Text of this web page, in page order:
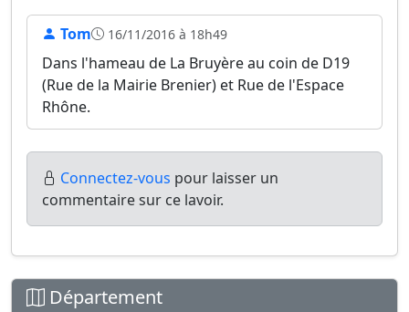
Tom 16/11/2016 à 18h49
Dans l'hameau de La Bruyère au coin de D19
(Rue de la Mairie Brenier) et Rue de l'Espace
Rhône.
Connectez-vous pour laisser un
commentaire sur ce lavoir.
Département